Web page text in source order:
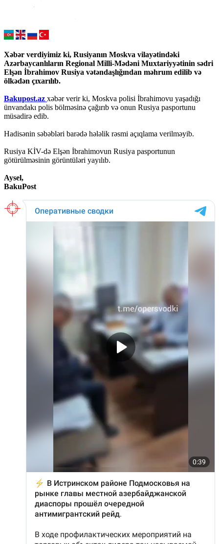
Xəbər verdiyimiz ki, Rusiyanın Moskva vilayətindəki
Azərbaycanlıların Regional Milli-Mədəni Muxtariyyətinin sədri
Elşən İbrahimov Rusiya vətəndaşlığından məhrum edilib və
ölkədən çıxarılıb.
Bakupost.az xəbər verir ki, Moskva polisi İbrahimovu yaşadığı
ünvandakı polis bölməsinə çağırıb və onun Rusiya pasportunu
müsadirə edib.
Hadisənin səbəbləri barədə hələlik rəsmi açıqlama verilməyib.
Rusiya KİV-də Elşən İbrahimovun Rusiya pasportunun
götürülməsinin görüntüləri yayılıb.
Aysel,
BakuPost